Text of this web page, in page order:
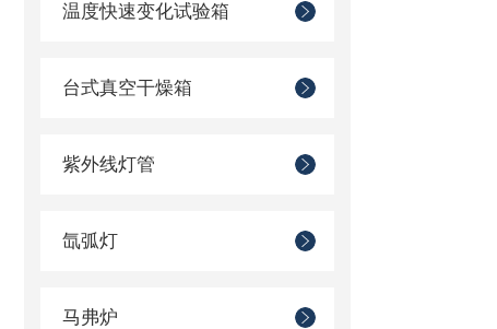
温度快速变化试验箱
台式真空干燥箱
紫外线灯管
氙弧灯
马弗炉